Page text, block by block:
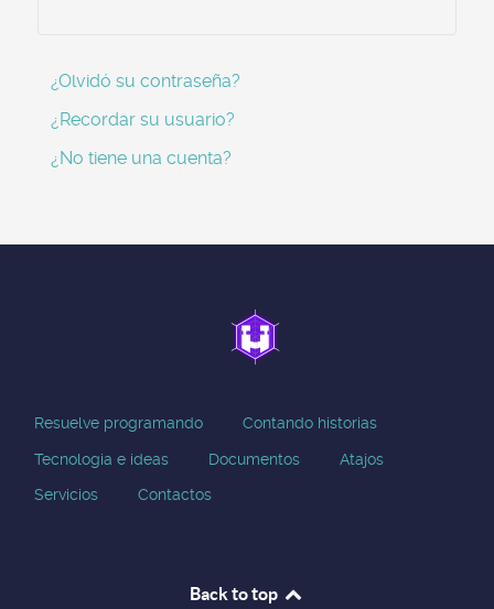
¿Olvidó su contraseña?
¿Recordar su usuario?
¿No tiene una cuenta?
Resuelve programando Contando historias
Tecnologia e ideas Documentos Atajos
Servicios Contactos
Back to top